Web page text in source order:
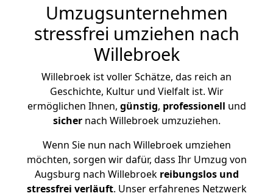
Umzugsunternehmen
stressfrei umziehen nach
Willebroek
Willebroek ist voller Schätze, das reich an
Geschichte, Kultur und Vielfalt ist. Wir
ermöglichen Ihnen, günstig, professionell und
sichernach Willebroek umzuziehen.
Wenn Sie nun nach Willebroek umziehen
möchten, sorgen wir dafür, dass Ihr Umzug von
Augsburg nach Willebroek reibungslos und
stressfrei verläuft. Unser erfahrenes Netzwerk